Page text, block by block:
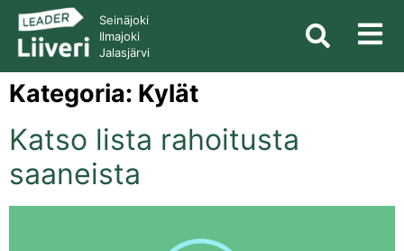
Seinäjoki
Ilmajoki
Jalasjärvi
Kategoria: Kylät
Katso lista rahoitusta
saaneista